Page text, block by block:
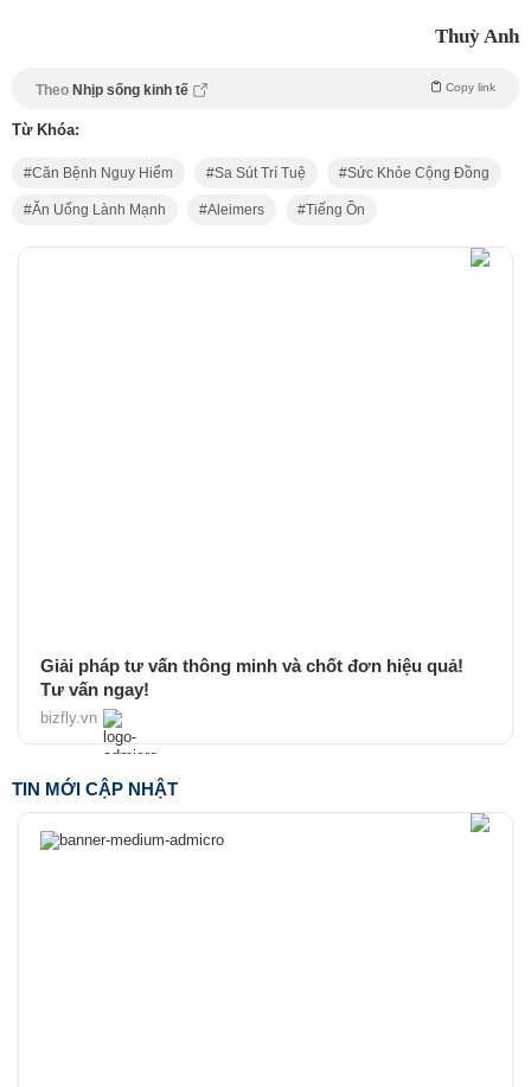
Thuỳ Anh
Theo Nhịp sống kinh tế Copy link
Từ Khóa:
Căn Bệnh Nguy Hiểm Sa Sút Trí Tuệ Sức Khỏe Cộng Đồng
Ăn Uống Lành Mạnh Aleimers Tiếng Ồn
Giải pháp tư vấn thông minh và chốt đơn hiệu quả!
Tư vấn ngay!
bizfly.vn
TIN MỚI CẬP NHẬT